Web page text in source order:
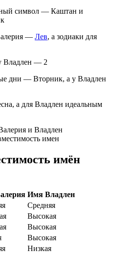
символ — Каштан и
— Лев, а зодиаки для
Владлен — 2
дни — Вторник, а у Владлен
а для Владлен идеальным
имен
имён
Имя Владлен
Средняя
Высокая
Высокая
Высокая
Низкая